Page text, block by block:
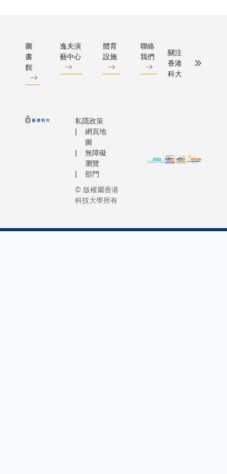
圖
書
館
逸夫演
藝中心
體育
設施
聯絡
我們
關注
香港
科大
私隱政策
網頁地
圖
無障礙
瀏覽
部門
© 版權屬香港
科技大學所有